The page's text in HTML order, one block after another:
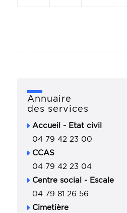
Annuaire
des services
Accueil - Etat civil
04 79 42 23 00
CCAS
04 79 42 23 04
Centre social - Escale
04 79 81 26 56
Cimetière